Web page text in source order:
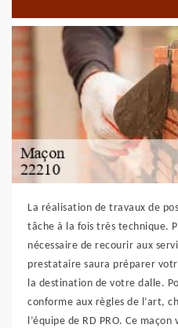
La réalisation de travaux de
tâche à la fois très technique.
nécessaire de recourir aux
prestataire saura préparer
la destination de votre dalle.
conforme aux règles de l’art,
l’équipe de RD PRO. Ce